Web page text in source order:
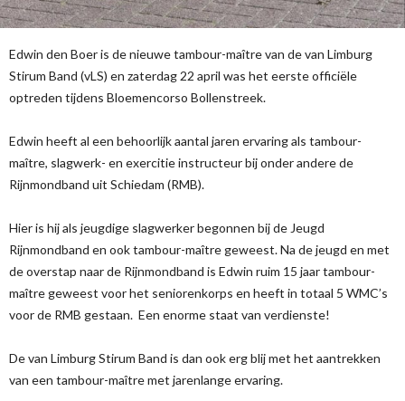
Edwin den Boer is de nieuwe tambour-maître van de van Limburg
Stirum Band (vLS) en zaterdag 22 april was het eerste officiële
optreden tijdens Bloemencorso Bollenstreek.
Edwin heeft al een behoorlijk aantal jaren ervaring als tambour-
maître, slagwerk- en exercitie instructeur bij onder andere de
Rijnmondband uit Schiedam (RMB).
Hier is hij als jeugdige slagwerker begonnen bij de Jeugd
Rijnmondband en ook tambour-maître geweest. Na de jeugd en met
de overstap naar de Rijnmondband is Edwin ruim 15 jaar tambour-
maître geweest voor het seniorenkorps en heeft in totaal 5 WMC’s
voor de RMB gestaan. Een enorme staat van verdienste!
De van Limburg Stirum Band is dan ook erg blij met het aantrekken
van een tambour-maître met jarenlange ervaring.